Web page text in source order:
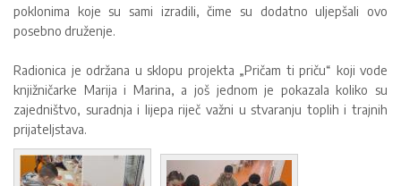
poklonima koje su sami izradili, čime su dodatno uljepšali ovo
posebno druženje.
Radionica je održana u sklopu projekta „Pričam ti priču“ koji vode
knjižničarke Marija i Marina, a još jednom je pokazala koliko su
zajedništvo, suradnja i lijepa riječ važni u stvaranju toplih i trajnih
prijateljstava.